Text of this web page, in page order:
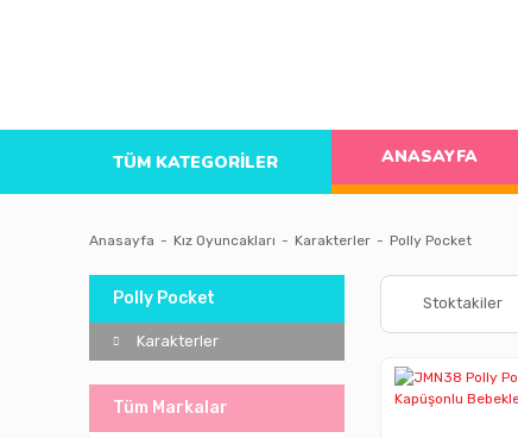
TÜM KATEGORİLER ANASAYFA
Anasayfa Kız Oyuncakları Karakterler Polly Pocket
Polly Pocket
Karakterler
Tüm Markalar
Stoktakiler